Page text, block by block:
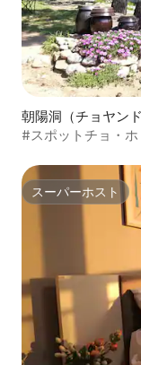
朝陽洞（チョヤン
#スポットチョ・
集まり。各種花の
スーパーホスト
スーパーホスト